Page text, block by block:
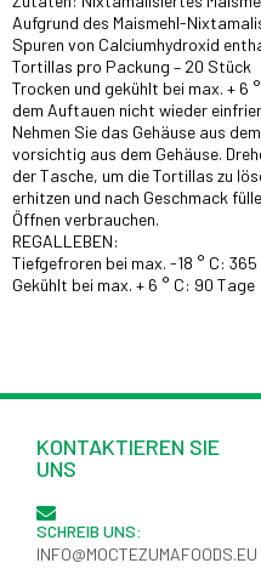
Aufgrund des Maismehl-
Spuren von Calciumhydroxid
Tortillas pro Packung – 20 Stück
Trocken und gekühlt bei max. + 6
dem Auftauen nicht wieder
Nehmen Sie das Gehäuse aus
vorsichtig aus dem Gehäuse.
der Tasche, um die Tortillas zu
erhitzen und nach Geschmack
Öffnen verbrauchen.
REGALLEBEN:
Tiefgefroren bei max. -18 ° C:
Gekühlt bei max. + 6 ° C: 90 Tage
KONTAKTIEREN SIE
UNS
SCHREIB UNS:
INFO@MOCTEZUMAFOODS.EU